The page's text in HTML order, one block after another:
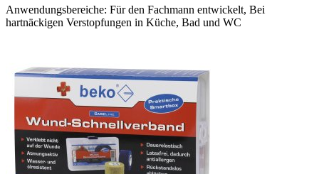
Anwendungsbereiche: Für den Fachmann entwickelt, Bei
hartnäckigen Verstopfungen in Küche, Bad und WC